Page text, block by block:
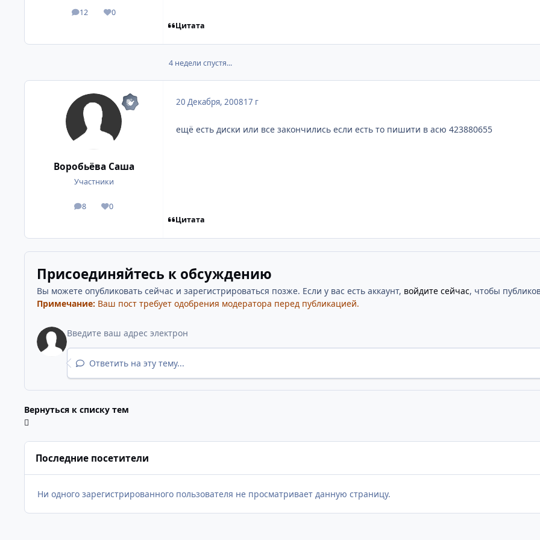
12
посты 0
Репутация
Цитата
4 недели спустя...
Воробьёва Саша
Участники
8
посты 0
Репутация
20 Декабря, 200817 г
ещё есть диски или все закончились если есть то пишити в асю 423880655
Цитата
Присоединяйтесь к обсуждению
Вы можете опубликовать сейчас и зарегистрироваться позже. Если у вас есть аккаунт, войдите сейчас, чтобы
Примечание: Ваш пост требует одобрения модератора перед публикацией.
Ответить на эту тему...
Вернуться к списку тем
Последние посетители
Ни одного зарегистрированного пользователя не просматривает данную страницу.